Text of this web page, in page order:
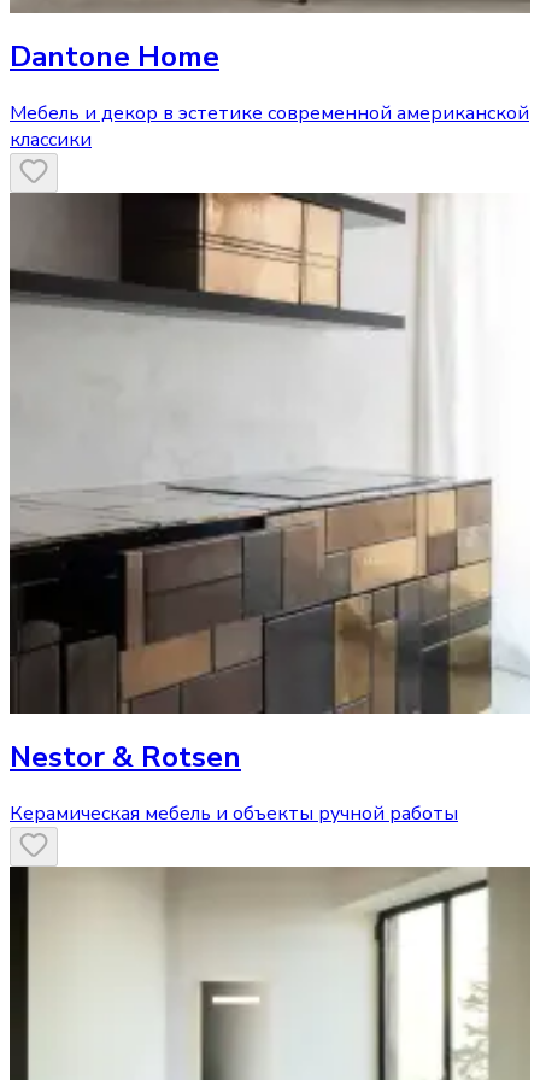
Dantone Home
Мебель и декор в эстетике современной американской
классики
Nestor & Rotsen
Керамическая мебель и объекты ручной работы